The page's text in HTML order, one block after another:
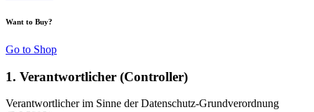
Want to Buy?
Go to Shop
1. Verantwortlicher (Controller)
Verantwortlicher im Sinne der Datenschutz-Grundverordnung